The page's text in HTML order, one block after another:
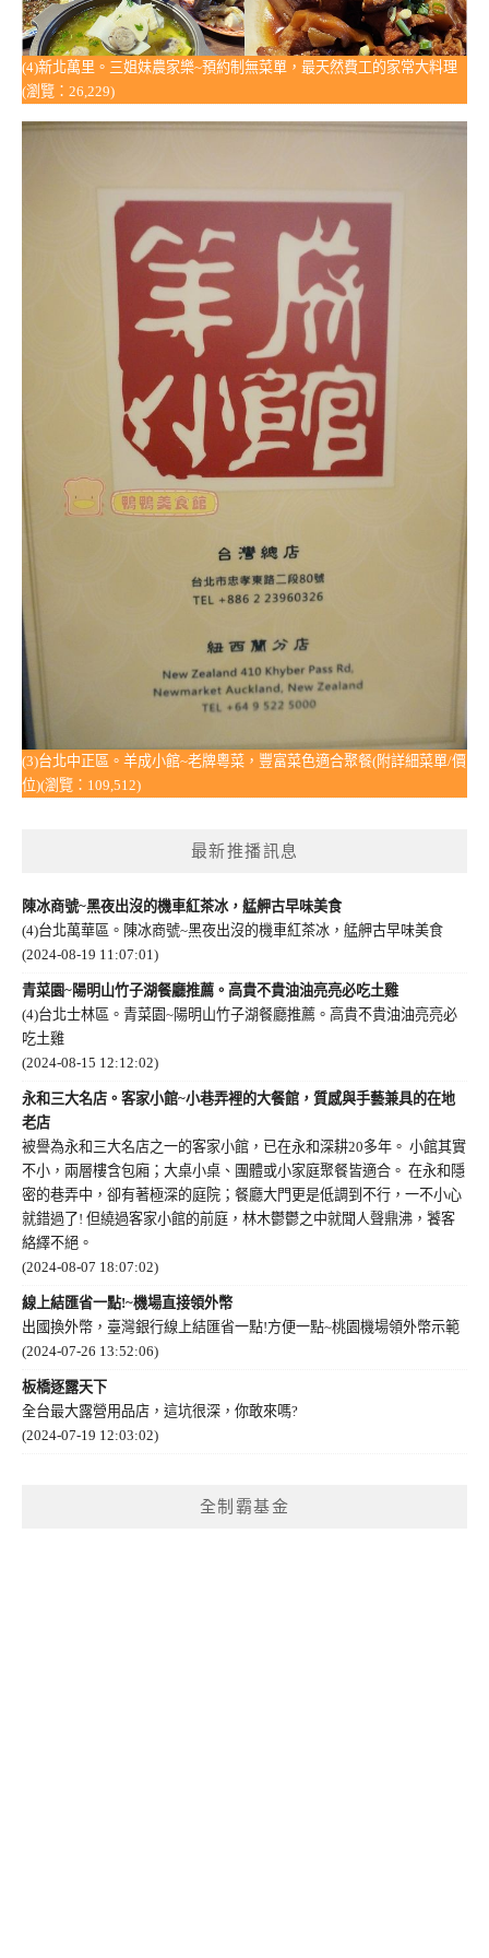
(4)新北萬里。三姐妹農家樂~預約制無菜單，最天然費工的家常大料理
(瀏覽：26,229)
(3)台北中正區。羊成小館~老牌粵菜，豐富菜色適合聚餐(附詳細菜單/價
位)(瀏覽：109,512)
最新推播訊息
陳冰商號~黑夜出沒的機車紅茶冰，艋舺古早味美食
(4)台北萬華區。陳冰商號~黑夜出沒的機車紅茶冰，艋舺古早味美食
(2024-08-19 11:07:01)
青菜園~陽明山竹子湖餐廳推薦。高貴不貴油油亮亮必吃土雞
(4)台北士林區。青菜園~陽明山竹子湖餐廳推薦。高貴不貴油油亮亮必
吃土雞
(2024-08-15 12:12:02)
永和三大名店。客家小館~小巷弄裡的大餐館，質感與手藝兼具的在地
老店
被譽為永和三大名店之一的客家小館，已在永和深耕20多年。 小館其實
不小，兩層樓含包廂；大桌小桌、團體或小家庭聚餐皆適合。 在永和隱
密的巷弄中，卻有著極深的庭院；餐廳大門更是低調到不行，一不小心
就錯過了! 但繞過客家小館的前庭，林木鬱鬱之中就聞人聲鼎沸，饕客
絡繹不絕。
(2024-08-07 18:07:02)
線上結匯省一點!~機場直接領外幣
出國換外幣，臺灣銀行線上結匯省一點!方便一點~桃園機場領外幣示範
(2024-07-26 13:52:06)
板橋逐露天下
全台最大露營用品店，這坑很深，你敢來嗎?
(2024-07-19 12:03:02)
全制霸基金